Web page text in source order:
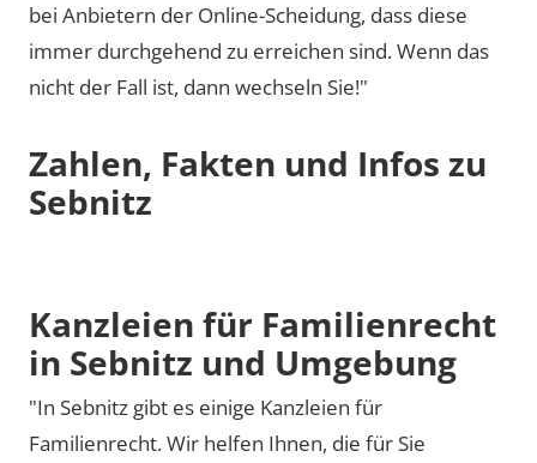
bei Anbietern der Online-Scheidung, dass diese
immer durchgehend zu erreichen sind. Wenn das
nicht der Fall ist, dann wechseln Sie!"
Zahlen, Fakten und Infos zu
Sebnitz
Kanzleien für Familienrecht
in Sebnitz und Umgebung
"In Sebnitz gibt es einige Kanzleien für
Familienrecht. Wir helfen Ihnen, die für Sie